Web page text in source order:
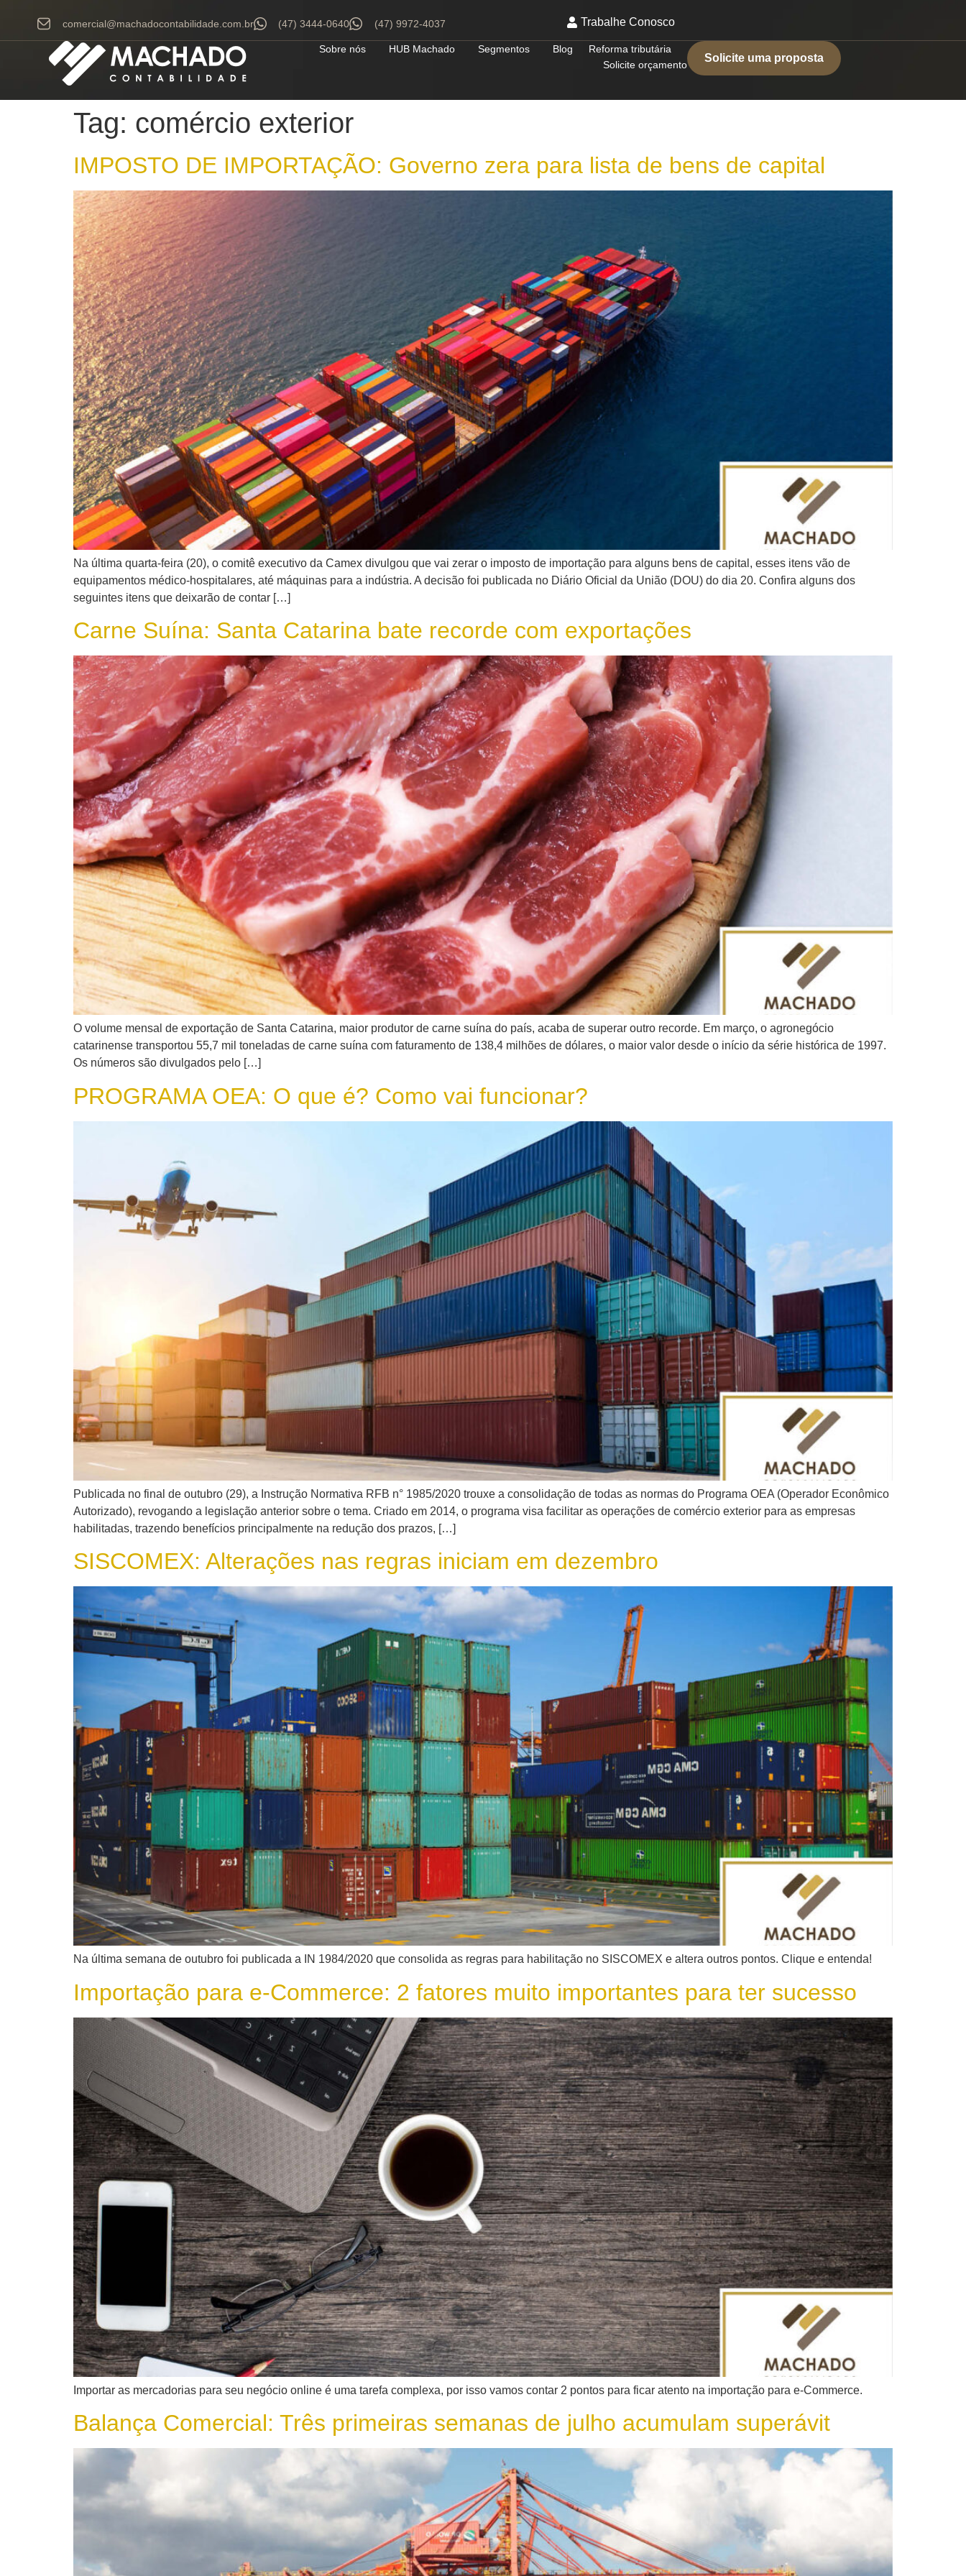
comercial@machadocontabilidade.com.br (47) 3444-0640 (47) 9972-4037 Trabalhe Conosco
Sobre nós HUB Machado Segmentos Blog
Reforma tributária
Solicite orçamento
Solicite uma proposta
Tag: comércio exterior
IMPOSTO DE IMPORTAÇÃO: Governo zera para lista de bens de capital
Na última quarta-feira (20), o comitê executivo da Camex divulgou que vai zerar o imposto de importação para alguns bens de capital, esses itens vão de
equipamentos médico-hospitalares, até máquinas para a indústria. A decisão foi publicada no Diário Oficial da União (DOU) do dia 20. Confira alguns dos
seguintes itens que deixarão de contar […]
Carne Suína: Santa Catarina bate recorde com exportações
O volume mensal de exportação de Santa Catarina, maior produtor de carne suína do país, acaba de superar outro recorde. Em março, o agronegócio
catarinense transportou 55,7 mil toneladas de carne suína com faturamento de 138,4 milhões de dólares, o maior valor desde o início da série histórica de 1997.
Os números são divulgados pelo […]
PROGRAMA OEA: O que é? Como vai funcionar?
Publicada no final de outubro (29), a Instrução Normativa RFB n° 1985/2020 trouxe a consolidação de todas as normas do Programa OEA (Operador Econômico
Autorizado), revogando a legislação anterior sobre o tema. Criado em 2014, o programa visa facilitar as operações de comércio exterior para as empresas
habilitadas, trazendo benefícios principalmente na redução dos prazos, […]
SISCOMEX: Alterações nas regras iniciam em dezembro
Na última semana de outubro foi publicada a IN 1984/2020 que consolida as regras para habilitação no SISCOMEX e altera outros pontos. Clique e entenda!
Importação para e-Commerce: 2 fatores muito importantes para ter sucesso
Importar as mercadorias para seu negócio online é uma tarefa complexa, por isso vamos contar 2 pontos para ficar atento na importação para e-Commerce.
Balança Comercial: Três primeiras semanas de julho acumulam superávit